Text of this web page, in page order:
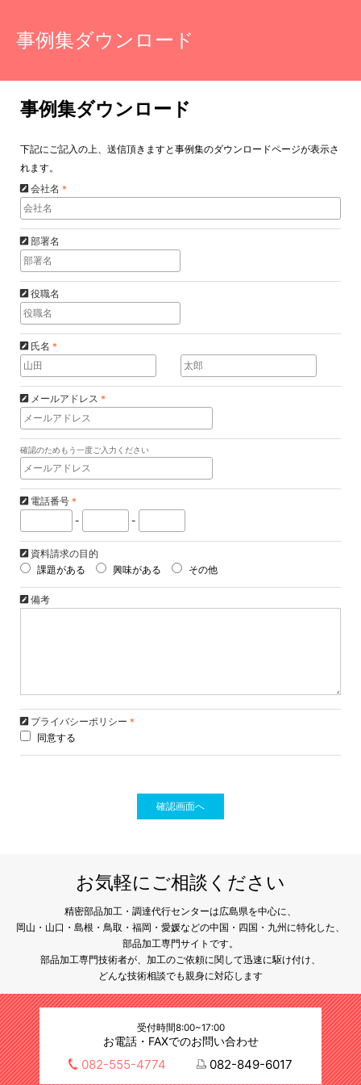
事例集ダウンロード
事例集ダウンロード
下記にご記入の上、送信頂きますと事例集のダウンロードページが表示さ
れます。
会社名 ＊
部署名
役職名
氏名 ＊
メールアドレス ＊
確認のためもう一度ご入力ください
電話番号 ＊
-
-
資料請求の目的
課題がある
興味がある その他
備考
プライバシーポリシー ＊
同意する
確認画面へ
お気軽にご相談ください
精密部品加工・調達代行センターは広島県を中心に、
岡山・山口・島根・鳥取・福岡・愛媛などの中国・四国・九州に特化した、
部品加工専門サイトです。
部品加工専門技術者が、加工のご依頼に関して迅速に駆け付け、
どんな技術相談でも親身に対応します
受付時間8:00~17:00
お電話・FAXでのお問い合わせ
082-555-4774 082-849-6017